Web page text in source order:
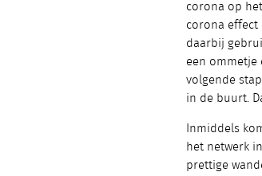
corona op
corona effect
daarbij
een ommetje
volgende
in de buurt.
Inmiddels
het netwerk
prettige